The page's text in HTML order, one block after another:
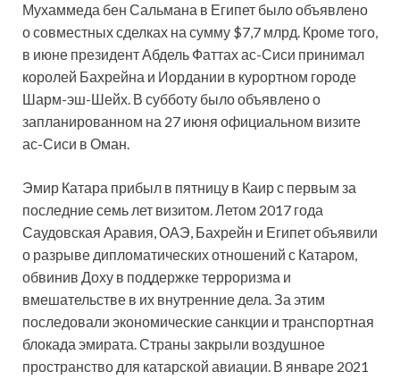
Мухаммеда бен Сальмана в Египет было объявлено
о совместных сделках на сумму $7,7 млрд. Кроме того,
в июне президент Абдель Фаттах ас-Сиси принимал
королей Бахрейна и Иордании в курортном городе
Шарм-эш-Шейх. В субботу было объявлено о
запланированном на 27 июня официальном визите
ас-Сиси в Оман.
Эмир Катара прибыл в пятницу в Каир с первым за
последние семь лет визитом. Летом 2017 года
Саудовская Аравия, ОАЭ, Бахрейн и Египет объявили
о разрыве дипломатических отношений с Катаром,
обвинив Доху в поддержке терроризма и
вмешательстве в их внутренние дела. За этим
последовали экономические санкции и транспортная
блокада эмирата. Страны закрыли воздушное
пространство для катарской авиации. В январе 2021